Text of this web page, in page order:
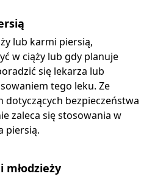
lub karmi piersią,
w ciąży lub gdy planuje
się lekarza lub
tego leku. Ze
dotyczących bezpieczeństwa
zaleca się stosowania w
piersią.
młodzieży